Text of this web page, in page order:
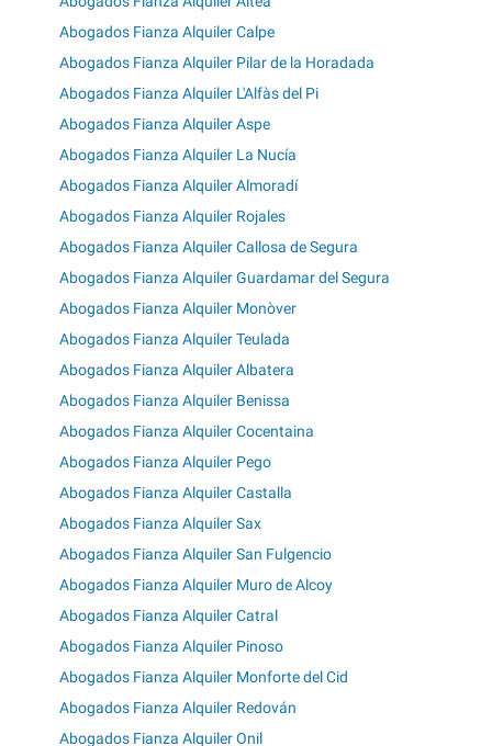
Abogados Fianza Alquiler Calpe
Abogados Fianza Alquiler Pilar de la Horadada
Abogados Fianza Alquiler L'Alfàs del Pi
Abogados Fianza Alquiler Aspe
Abogados Fianza Alquiler La Nucía
Abogados Fianza Alquiler Almoradí
Abogados Fianza Alquiler Rojales
Abogados Fianza Alquiler Callosa de Segura
Abogados Fianza Alquiler Guardamar del Segura
Abogados Fianza Alquiler Monòver
Abogados Fianza Alquiler Teulada
Abogados Fianza Alquiler Albatera
Abogados Fianza Alquiler Benissa
Abogados Fianza Alquiler Cocentaina
Abogados Fianza Alquiler Pego
Abogados Fianza Alquiler Castalla
Abogados Fianza Alquiler Sax
Abogados Fianza Alquiler San Fulgencio
Abogados Fianza Alquiler Muro de Alcoy
Abogados Fianza Alquiler Catral
Abogados Fianza Alquiler Pinoso
Abogados Fianza Alquiler Monforte del Cid
Abogados Fianza Alquiler Redován
Abogados Fianza Alquiler Onil